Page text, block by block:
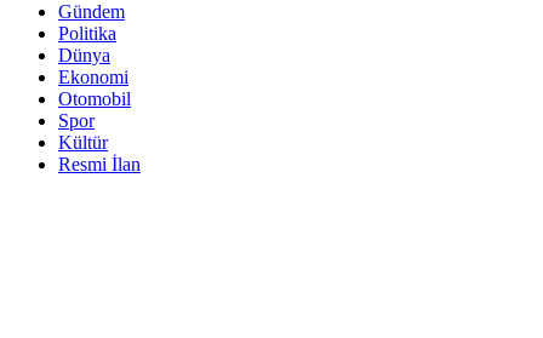
Gündem
Politika
Dünya
Ekonomi
Otomobil
Spor
Kültür
Resmi İlan